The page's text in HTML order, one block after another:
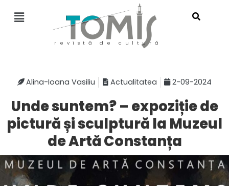
revistă de cultură
Alina-Ioana Vasiliu Actualitatea 2-09-2024
Unde suntem? – expoziție de
pictură și sculptură la Muzeul
de Artă Constanța